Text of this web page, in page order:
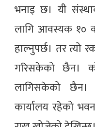
भनाइ छ। यी
लागि आवस्यक १०
हाल्नुपर्छ। तर त्यो
गरिसकेको छैन।
लागिसकेको छैन।
कार्यालय रहेको